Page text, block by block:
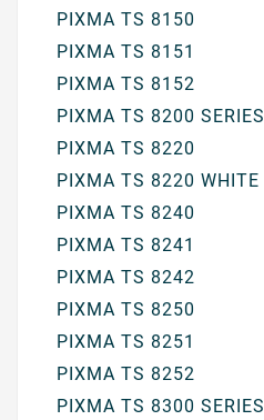
PIXMA TS 8150
PIXMA TS 8151
PIXMA TS 8152
PIXMA TS 8200 SERIES
PIXMA TS 8220
PIXMA TS 8220 WHITE
PIXMA TS 8240
PIXMA TS 8241
PIXMA TS 8242
PIXMA TS 8250
PIXMA TS 8251
PIXMA TS 8252
PIXMA TS 8300 SERIES